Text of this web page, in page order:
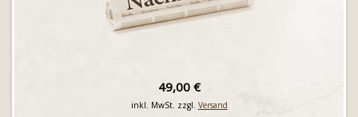
49,00 €
inkl. MwSt. zzgl. Versand